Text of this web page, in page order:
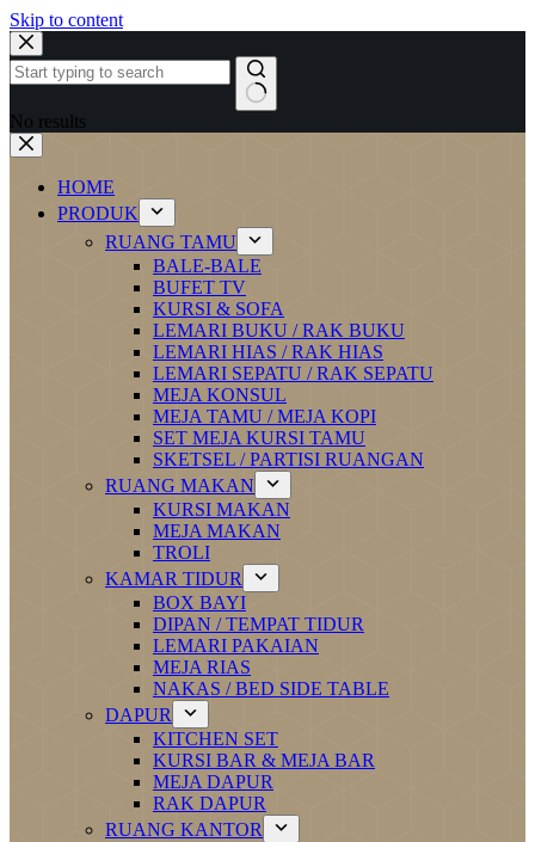
Skip to content
No results
HOME
PRODUK
RUANG TAMU
BALE-BALE
BUFET TV
KURSI & SOFA
LEMARI BUKU / RAK BUKU
LEMARI HIAS / RAK HIAS
LEMARI SEPATU / RAK SEPATU
MEJA KONSUL
MEJA TAMU / MEJA KOPI
SET MEJA KURSI TAMU
SKETSEL / PARTISI RUANGAN
RUANG MAKAN
KURSI MAKAN
MEJA MAKAN
TROLI
KAMAR TIDUR
BOX BAYI
DIPAN / TEMPAT TIDUR
LEMARI PAKAIAN
MEJA RIAS
NAKAS / BED SIDE TABLE
DAPUR
KITCHEN SET
KURSI BAR & MEJA BAR
MEJA DAPUR
RAK DAPUR
RUANG KANTOR